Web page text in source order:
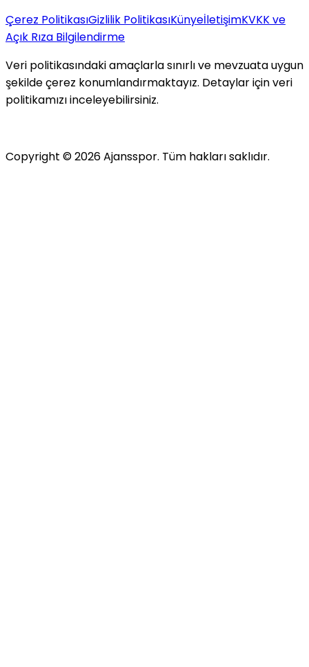
Çerez PolitikasıGizlilik PolitikasıKünyeİletişimKVKK ve
Açık Rıza Bilgilendirme
Veri politikasındaki amaçlarla sınırlı ve mevzuata uygun
şekilde çerez konumlandırmaktayız. Detaylar için veri
politikamızı inceleyebilirsiniz.
Copyright ©2026Ajansspor. Tüm hakları saklıdır.